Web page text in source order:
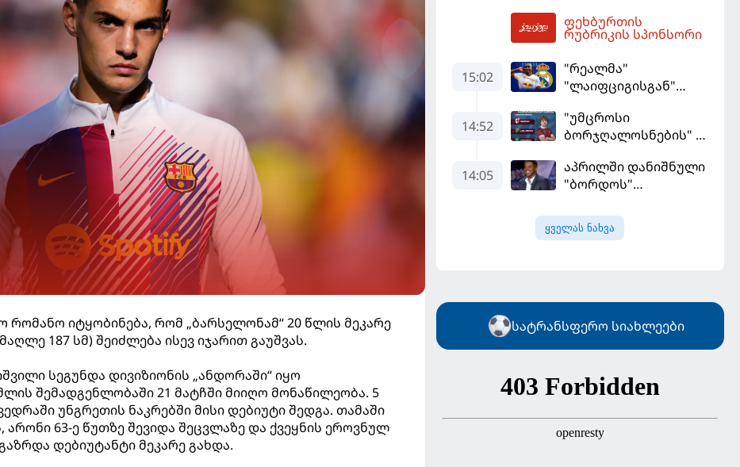
იტყობინება, რომ „ბარსელონამ“ 20 წლის მეკარე
187 სმ) შეიძლება ისევ იჯარით გაუშვას.
სეგუნდა დივიზიონის „ანდორაში“ იყო
შემადგენლობაში 21 მატჩში მიიღო მონაწილეობა. 5
უნგრეთის ნაკრებში მისი დებიუტი შედგა. თამაში
არონი 63-ე წუთზე შევიდა შეცვლაზე და ქვეყნის ეროვნულ
დებიუტანტი მეკარე გახდა.
პორტუგალიასთან
მატჩებისთვის
მზადებას 15
კალათბურთელით
იწყებს
ფეხბურთის
რუბრიკის სპონსორი
15:02
"რეალმა"
"ლაიფციგისგან"
მილიონად შეიძინა
14:52
"უმცროსი
ბორჯღალოსნების"
ინგლისთან
14:05
აპრილში დანიშნული
"ბორდოს"
გადააყენეს
ყველას ნახვა
სატრანსფერო სიახლეები